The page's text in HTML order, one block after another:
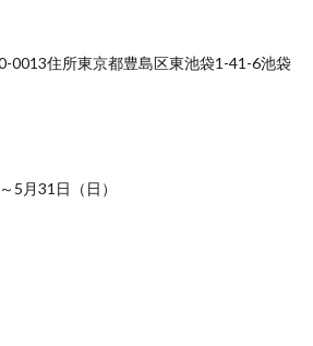
0013住所東京都豊島区東池袋1-41-6池袋
5月31日（日）